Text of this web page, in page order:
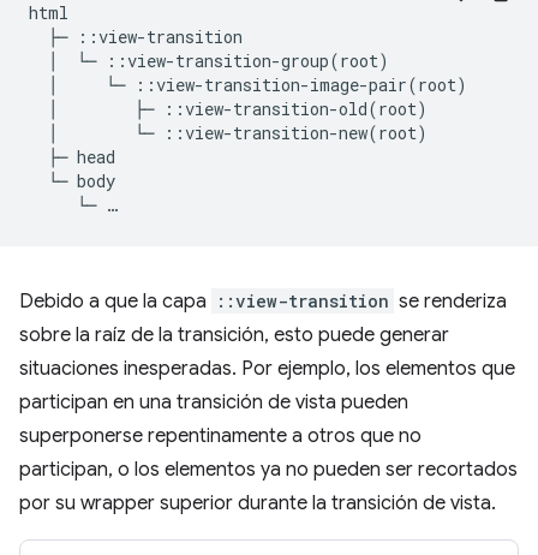
html
  ├─ ::view-transition
  │  └─ ::view-transition-group(root)
  │     └─ ::view-transition-image-pair(root)
  │        ├─ ::view-transition-old(root)
  │        └─ ::view-transition-new(root)
  ├─ head
  └─ body
Debido a que la capa ::view-transition se renderiza
sobre la raíz de la transición, esto puede generar
situaciones inesperadas. Por ejemplo, los elementos que
participan en una transición de vista pueden
superponerse repentinamente a otros que no
participan, o los elementos ya no pueden ser recortados
por su wrapper superior durante la transición de vista.